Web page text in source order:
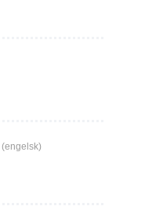
(engelsk)